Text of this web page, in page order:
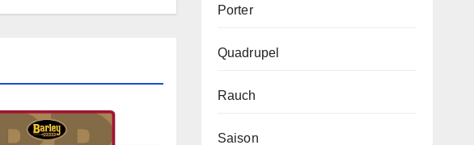
Porter
Quadrupel
Rauch
Saison